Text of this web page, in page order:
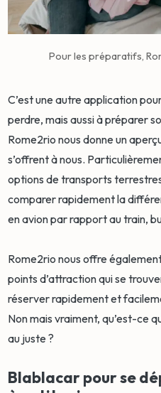
Pour les préparatifs,
C’est une autre application
perdre, mais aussi à préparer
Rome2rio nous donne un
s’offrent à nous.
options de transports
comparer rapidement la
en avion par rapport au train,
Rome2rio nous offre
points d’attraction qui se
réserver rapidement et
Non mais vraiment, qu’est-ce
au juste ?
Blablacar pour se